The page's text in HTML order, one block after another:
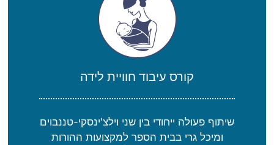
קורס עיבוד חוויית לידה
שיתוף פעולה ייחודי בין שני וילצ'ינסקי-טננבוים
ומיכל גרי בבית הספר למקצועות ההורות